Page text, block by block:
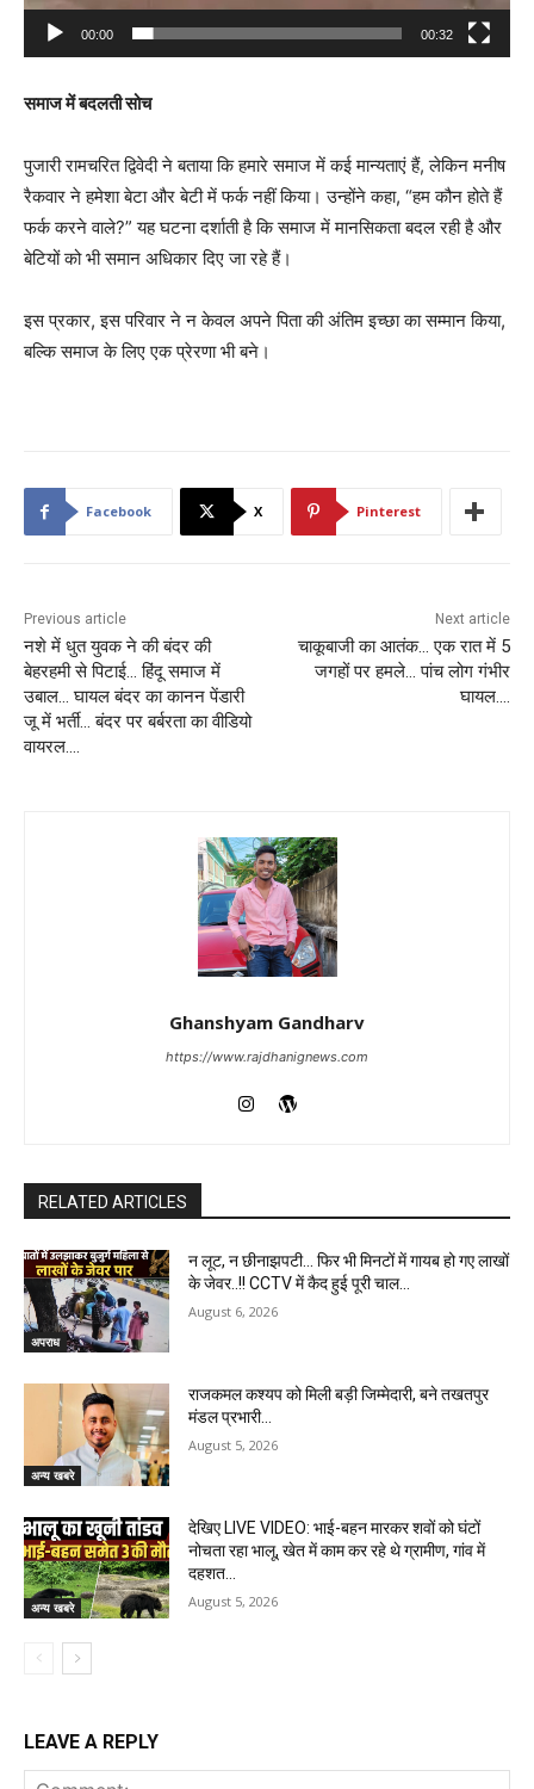
00:00 00:32
समाज में बदलती सोच
पुजारी रामचरित द्विवेदी ने बताया कि हमारे समाज में कई मान्यताएं हैं, लेकिन मनीष
रैकवार ने हमेशा बेटा और बेटी में फर्क नहीं किया। उन्होंने कहा, “हम कौन होते हैं
फर्क करने वाले?” यह घटना दर्शाती है कि समाज में मानसिकता बदल रही है और
बेटियों को भी समान अधिकार दिए जा रहे हैं।
इस प्रकार, इस परिवार ने न केवल अपने पिता की अंतिम इच्छा का सम्मान किया,
बल्कि समाज के लिए एक प्रेरणा भी बने।
Facebook X Pinterest
Previous article
नशे में धुत युवक ने की बंदर की
बेहरहमी से पिटाई… हिंदू समाज में
उबाल… घायल बंदर का कानन पेंडारी
जू में भर्ती… बंदर पर बर्बरता का वीडियो
वायरल….
Next article
चाकूबाजी का आतंक… एक रात में 5
जगहों पर हमले… पांच लोग गंभीर
घायल….
Ghanshyam Gandharv
https://www.rajdhanignews.com
RELATED ARTICLES
अपराध
न लूट, न छीनाझपटी… फिर भी मिनटों में गायब हो गए लाखों
के जेवर..!! CCTV में कैद हुई पूरी चाल…
August 6, 2026
अन्य खबरे
राजकमल कश्यप को मिली बड़ी जिम्मेदारी, बने तखतपुर
मंडल प्रभारी…
August 5, 2026
अन्य खबरे
देखिए LIVE VIDEO: भाई-बहन मारकर शवों को घंटों
नोचता रहा भालू, खेत में काम कर रहे थे ग्रामीण, गांव में
दहशत…
August 5, 2026
LEAVE A REPLY